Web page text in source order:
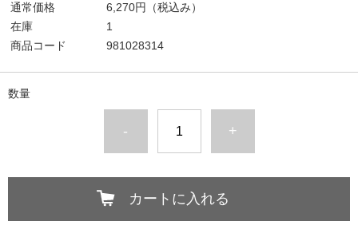
通常価格
6,270円
（税込み）
在庫
1
商品コード
981028314
数量
- +
カートに入れる